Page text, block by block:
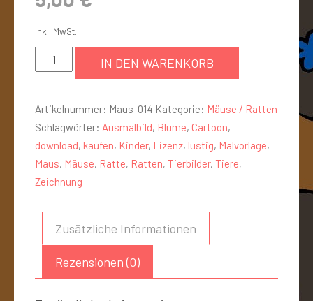
inkl. MwSt.
IN DEN WARENKORB
Artikelnummer: Maus-014 Kategorie: Mäuse / Ratten
Schlagwörter: Ausmalbild, Blume, Cartoon,
download, kaufen, Kinder, Lizenz, lustig, Malvorlage,
Maus, Mäuse, Ratte, Ratten, Tierbilder, Tiere,
Zeichnung
Zusätzliche Informationen
Rezensionen (0)